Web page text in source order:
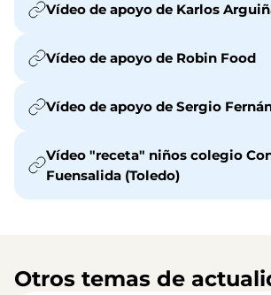
Vídeo de apoyo de Karlos
Vídeo de apoyo de Robin Food
Vídeo de apoyo de Sergio
Vídeo "receta" niños colegio
Fuensalida (Toledo)
Otros temas de